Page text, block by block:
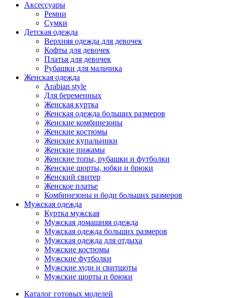
Аксессуары
Ремни
Сумки
Детская одежда
Верхняя одежда для девочек
Кофты для девочек
Платья для девочек
Рубашки для мальчика
Женская одежда
Arabian style
Для беременных
Женская куртка
Женская одежда больших размеров
Женские комбинезоны
Женские костюмы
Женские купальники
Женские пижамы
Женские топы, рубашки и футболки
Женские шорты, юбки и брюки
Женский свитер
Женское платье
Комбинезоны и боди больших размеров
Мужская одежда
Куртка мужская
Мужская домашняя одежда
Мужская одежда больших размеров
Мужская одежда для отдыха
Мужские костюмы
Мужские футболки
Мужские худи и свитшоты
Мужские шорты и брюки
Каталог готовых моделей